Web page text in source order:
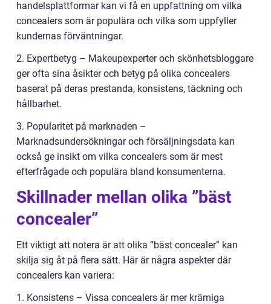
handelsplattformar kan vi få en uppfattning om vilka
concealers som är populära och vilka som uppfyller
kundernas förväntningar.
2. Expertbetyg – Makeupexperter och skönhetsbloggare
ger ofta sina åsikter och betyg på olika concealers
baserat på deras prestanda, konsistens, täckning och
hållbarhet.
3. Popularitet på marknaden –
Marknadsundersökningar och försäljningsdata kan
också ge insikt om vilka concealers som är mest
efterfrågade och populära bland konsumenterna.
Skillnader mellan olika ”bäst
concealer”
Ett viktigt att notera är att olika ”bäst concealer” kan
skilja sig åt på flera sätt. Här är några aspekter där
concealers kan variera:
1. Konsistens – Vissa concealers är mer krämiga